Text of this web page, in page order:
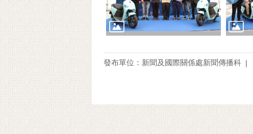
發布單位：新聞及國際關係處新聞傳播科